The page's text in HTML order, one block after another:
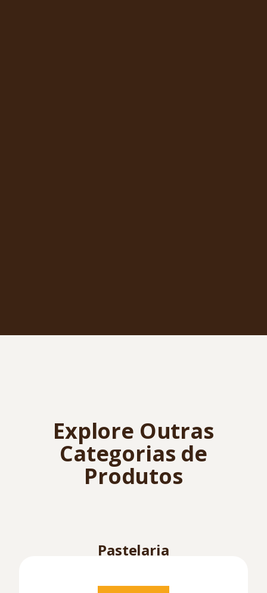
Explore Outras
Categorias de
Produtos
Pastelaria